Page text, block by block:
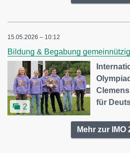
15.05.2026 – 10:12
Bildung & Begabung
2
für
Mehr zur IMO